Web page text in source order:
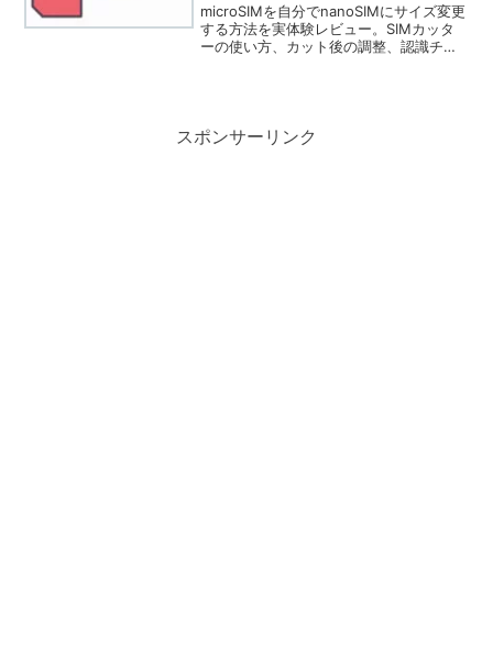
microSIMを自分でnanoSIMにサイズ変更
する方法を実体験レビュー。SIMカッタ
ーの使い方、カット後の調整、認識チェ
スポンサーリンク